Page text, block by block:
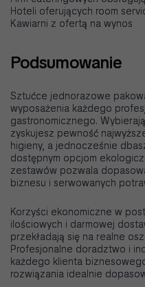
Hoteli oferujących room
Kawiarni z ofertą na wynos
Podsumowanie
Sztućce jednorazowe
wyposażenia każdego
gastronomicznego.
zyskujesz pewność
higieny, a jednocześnie
dostępnym opcjom
zestawów pozwala
biznesu i serwowanych
Korzyści ekonomiczne w
ilościowych i darmowej
przekładają się na realne
Profesjonalne doradztwo i
każdego klienta
rozwiązania idealnie